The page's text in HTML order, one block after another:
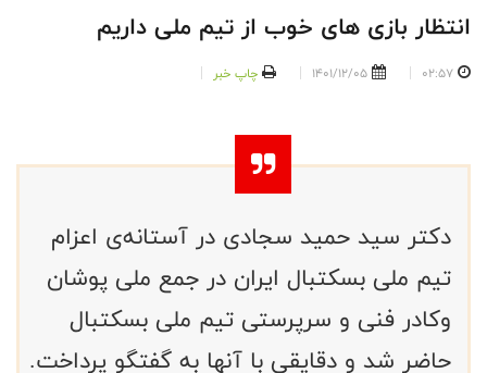
انتظار بازی های خوب از تیم ملی داریم
02:57
1401/12/05 چاپ خبر
دکتر سید حمید سجادی در آستانه‌ی اعزام
تیم ملی بسکتبال ایران در جمع ملی پوشان
وکادر فنی و سرپرستی تیم ملی بسکتبال
حاضر شد و دقایقی با آنها به گفتگو پرداخت.